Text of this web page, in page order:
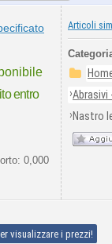
entro
0,000
Articoli
›Abrasivi
›Nastro
visualizzare i prezzi!